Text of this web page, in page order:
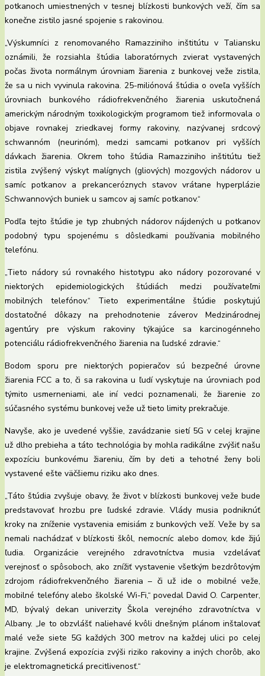
potkanoch umiestnených v tesnej blízkosti bunkových veží, čím sa
konečne zistilo jasné spojenie s rakovinou.
„Výskumníci z renomovaného Ramazziniho inštitútu v Taliansku
oznámili, že rozsiahla štúdia laboratórnych zvierat vystavených
počas života normálnym úrovniam žiarenia z bunkovej veže zistila,
že sa u nich vyvinula rakovina. 25-miliónová štúdia o oveľa vyšších
úrovniach bunkového rádiofrekvenčného žiarenia uskutočnená
americkým národným toxikologickým programom tiež informovala o
objave rovnakej zriedkavej formy rakoviny, nazývanej srdcový
schwannóm (neurinóm), medzi samcami potkanov pri vyšších
dávkach žiarenia. Okrem toho štúdia Ramazziniho inštitútu tiež
zistila zvýšený výskyt malígnych (gliových) mozgových nádorov u
samíc potkanov a prekanceróznych stavov vrátane hyperplázie
Schwannových buniek u samcov aj samíc potkanov.“
Podľa tejto štúdie je typ zhubných nádorov nájdených u potkanov
podobný typu spojenému s dôsledkami používania mobilného
telefónu.
„Tieto nádory sú rovnakého histotypu ako nádory pozorované v
niektorých epidemiologických štúdiách medzi používateľmi
mobilných telefónov.“ Tieto experimentálne štúdie poskytujú
dostatočné dôkazy na prehodnotenie záverov Medzinárodnej
agentúry pre výskum rakoviny týkajúce sa karcinogénneho
potenciálu rádiofrekvenčného žiarenia na ľudské zdravie.“
Bodom sporu pre niektorých popieračov sú bezpečné úrovne
žiarenia FCC a to, či sa rakovina u ľudí vyskytuje na úrovniach pod
týmito usmerneniami, ale iní vedci poznamenali, že žiarenie zo
súčasného systému bunkovej veže už tieto limity prekračuje.
Navyše, ako je uvedené vyššie, zavádzanie sietí 5G v celej krajine
už dlho prebieha a táto technológia by mohla radikálne zvýšiť našu
expozíciu bunkovému žiareniu, čím by deti a tehotné ženy boli
vystavené ešte väčšiemu riziku ako dnes.
„Táto štúdia zvyšuje obavy, že život v blízkosti bunkovej veže bude
predstavovať hrozbu pre ľudské zdravie. Vlády musia podniknúť
kroky na zníženie vystavenia emisiám z bunkových veží. Veže by sa
nemali nachádzať v blízkosti škôl, nemocníc alebo domov, kde žijú
ľudia. Organizácie verejného zdravotníctva musia vzdelávať
verejnosť o spôsoboch, ako znížiť vystavenie všetkým bezdrôtovým
zdrojom rádiofrekvenčného žiarenia – či už ide o mobilné veže,
mobilné telefóny alebo školské Wi-Fi,“ povedal David O. Carpenter,
MD, bývalý dekan univerzity Škola verejného zdravotníctva v
Albany. „Je to obzvlášť naliehavé kvôli dnešným plánom inštalovať
malé veže siete 5G každých 300 metrov na každej ulici po celej
krajine. Zvýšená expozícia zvýši riziko rakoviny a iných chorôb, ako
je elektromagnetická precitlivenosť.“